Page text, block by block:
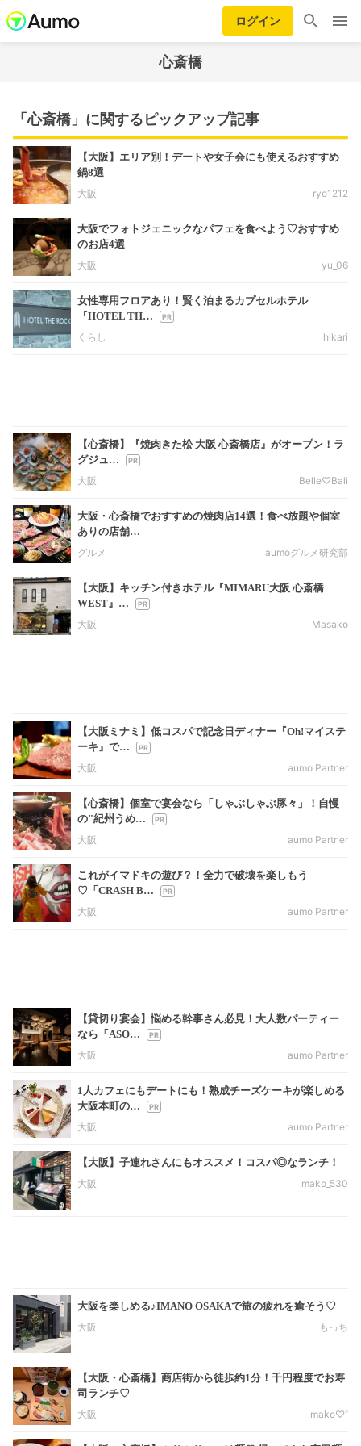
ログイン
心斎橋
「心斎橋」に関するピックアップ記事
【大阪】エリア別！デートや女子会にも使えるおすすめ
鍋8選
大阪
ryo1212
大阪でフォトジェニックなパフェを食べよう♡おすすめ
のお店4選
大阪
yu_06
女性専用フロアあり！賢く泊まるカプセルホテル
『HOTEL TH…
くらし
hikari
【心斎橋】『焼肉きた松 大阪 心斎橋店』がオープン！ラ
グジュ…
大阪
Belle♡Bali
大阪・心斎橋でおすすめの焼肉店14選！食べ放題や個室
ありの店舗…
グルメ
aumoグルメ研究部
【大阪】キッチン付きホテル『MIMARU大阪 心斎橋
WEST』…
大阪
Masako
【大阪ミナミ】低コスパで記念日ディナー『Oh!マイステ
ーキ』で…
大阪
aumo Partner
【心斎橋】個室で宴会なら「しゃぶしゃぶ豚々」！自慢
の"紀州うめ…
大阪
aumo Partner
これがイマドキの遊び？！全力で破壊を楽しもう
♡「CRASH B…
大阪
aumo Partner
【貸切り宴会】悩める幹事さん必見！大人数パーティー
なら「ASO…
大阪
aumo Partner
1人カフェにもデートにも！熟成チーズケーキが楽しめる
大阪本町の…
大阪
aumo Partner
【大阪】子連れさんにもオススメ！コスパ◎なランチ！
大阪
mako_530
大阪を楽しめる♪IMANO OSAKAで旅の疲れを癒そう♡
大阪
もっち
【大阪・心斎橋】商店街から徒歩約1分！千円程度でお寿
司ランチ♡
大阪
mako♡︎ʾʾ